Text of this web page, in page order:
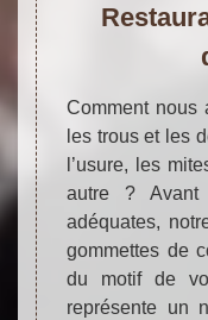
Comment nous
les trous et les
l’usure, les
autre ? Avant
adéquates,
gommettes de
du motif de
représente un